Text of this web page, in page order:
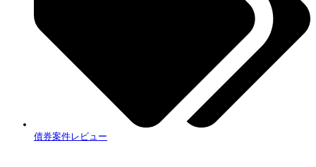
債券案件レビュー